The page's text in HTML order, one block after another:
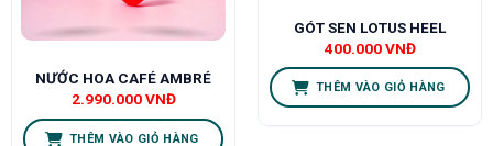
NƯỚC HOA CAFÉ AMBRÉ
2.990.000VNĐ
THÊM VÀO GIỎ HÀNG
GÓT SEN LOTUS HEEL
400.000VNĐ
THÊM VÀO GIỎ HÀNG